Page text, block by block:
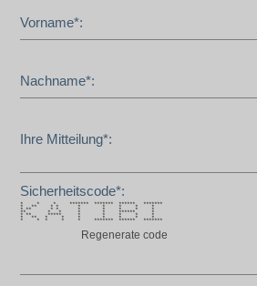
Vorname*:
Nachname*:
Ihre Mitteilung*:
Sicherheitscode*:
* * * ******* ******* ****** *******
* ** * * * * * * *
* ** * * * * * * *
** * * * * ****** *
* ** ***** * * * * *
* ** * * * * * * *
* * * * * ******* ****** *******
Regenerate code